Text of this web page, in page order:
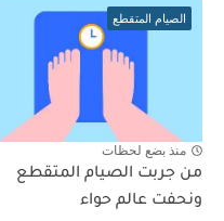
الصيام المتقطع
منذ بضع لحظات
من جربت الصيام المتقطع
ونحفت عالم حواء